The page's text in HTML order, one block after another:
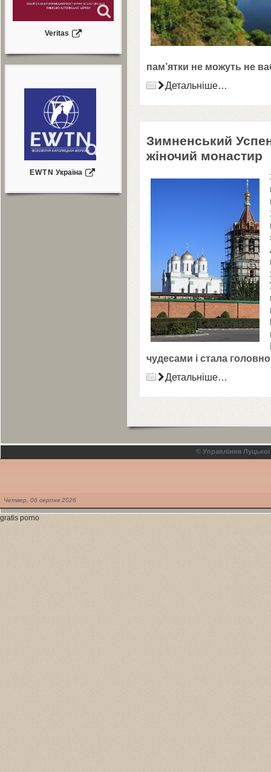
Veritas
EWTN Україна
пам’ятки не можуть не
Детальніше…
Зимненський
жіночий монастир
чудесами і стала
Детальніше…
© Управління Луцької
Четвер, 06 серпня 2026
gratis porno